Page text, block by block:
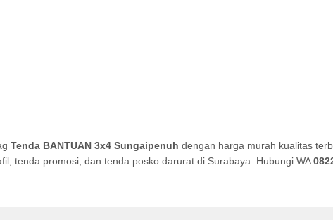
Tenda BANTUAN 3x4 Sungaipenuh dengan harga murah kualitas
tenda promosi, dan tenda posko darurat di Surabaya. Hubungi WA